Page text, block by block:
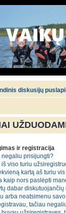
diskusijų
ir registracija
negaliu prisijungti?
iš viso turiu
kartą aš turiu
kaip nors paslėpti
dabar
arba neatsimenu
tačiau